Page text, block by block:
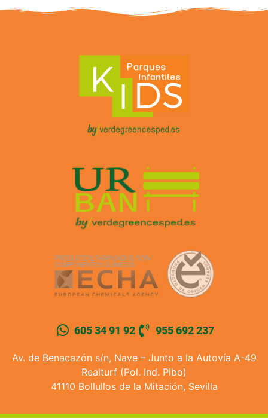
605 34 91 92 955 692 237
Av. de Benacazón s/n, Nave – Junto a la Autovía A-49
Realturf (Pol. Ind. Pibo)
41110 Bollullos de la Mitación, Sevilla